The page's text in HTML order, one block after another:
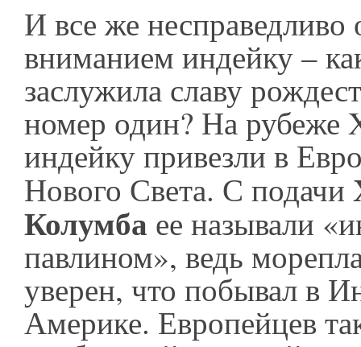
И все же несправедливо
вниманием индейку –
заслужила славу
номер один? На рубеже
индейку привезли в
Нового Света. С подачи
Колумба ее называли
павлином», ведь
уверен, что побывал в
Америке. Европейцев